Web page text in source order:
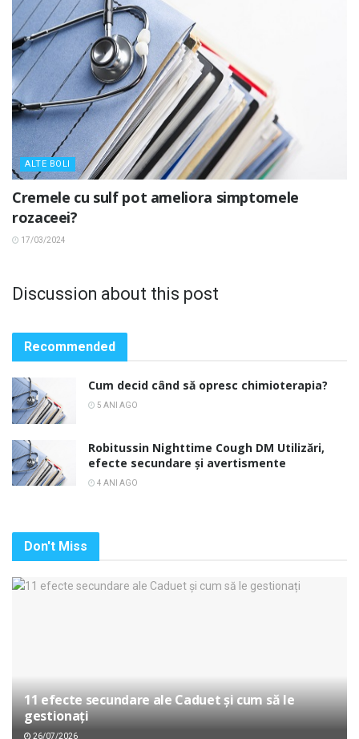
ALTE BOLI
Cremele cu sulf pot ameliora simptomele
rozaceei?
17/03/2024
Discussion about this post
Recommended
Cum decid când să opresc chimioterapia?
5 ANI AGO
Robitussin Nighttime Cough DM Utilizări,
efecte secundare și avertismente
4 ANI AGO
Don't Miss
11 efecte secundare ale Caduet și cum să le
gestionați
26/07/2026